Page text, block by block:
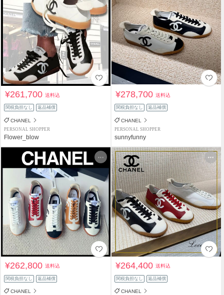
¥261,700送料込
関税負担なし 返品補償
CHANEL
PERSONAL SHOPPER
Flower_blow
¥278,700送料込
関税負担なし 返品補償
CHANEL
PERSONAL SHOPPER
sunnyfunny
¥262,800送料込
関税負担なし 返品補償
CHANEL
¥264,400送料込
関税負担なし 返品補償
CHANEL